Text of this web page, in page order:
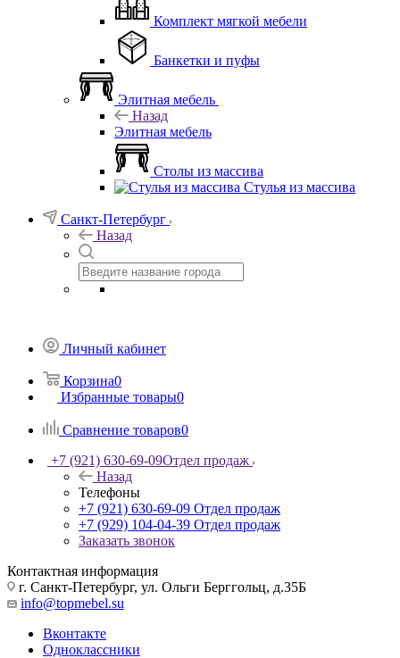
Комплект мягкой мебели
Банкетки и пуфы
Элитная мебель
Назад
Элитная мебель
Столы из массива
Стулья из массива
Санкт-Петербург
Назад
Личный кабинет
Корзина0
Избранные товары0
Сравнение товаров0
+7 (921) 630-69-09Отдел продаж
Назад
Телефоны
+7 (921) 630-69-09 Отдел продаж
+7 (929) 104-04-39 Отдел продаж
Заказать звонок
Контактная информация
г. Санкт-Петербург, ул. Ольги Берггольц, д.35Б
info@topmebel.su
Вконтакте
Одноклассники